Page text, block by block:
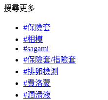
搜尋更多
#保險套
#相模
#sagami
#保險套/指險套
#排卵檢測
#費洛蒙
#潤滑液